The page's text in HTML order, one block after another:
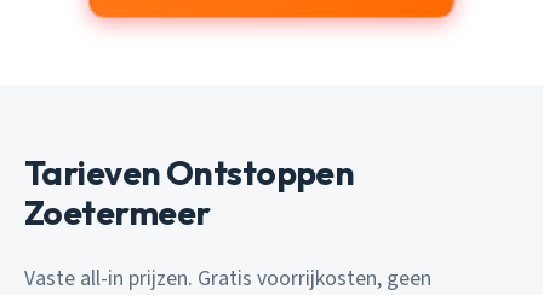
Tarieven Ontstoppen
Zoetermeer
Vaste all-in prijzen. Gratis voorrijkosten, geen